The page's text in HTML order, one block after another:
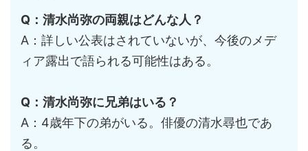
Q：清水尚弥の両親はどんな人？
A：詳しい公表はされていないが、今後のメデ
ィア露出で語られる可能性はある。
Q：清水尚弥に兄弟はいる？
A：4歳年下の弟がいる。俳優の清水尋也であ
る。